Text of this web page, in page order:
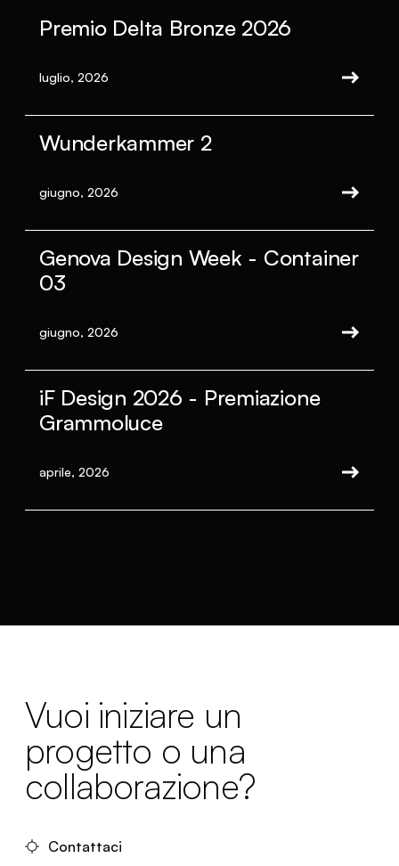
Premio Delta Bronze 2026
luglio, 2026
Wunderkammer 2
giugno, 2026
Genova Design Week - Container
03
giugno, 2026
iF Design 2026 - Premiazione
Grammoluce
aprile, 2026
Vuoi iniziare un
progetto o una
collaborazione?
Contattaci